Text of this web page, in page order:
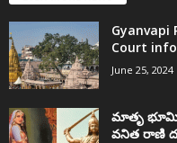
Gyanvapi
Court
June 25, 2024
మాతృ భూమి
వనిత రాణి